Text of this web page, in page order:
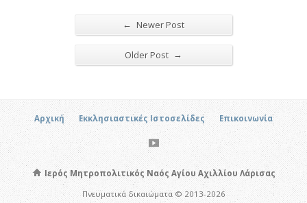
← Newer Post
Older Post →
Αρχική Εκκλησιαστικές Ιστοσελίδες Επικοινωνία
Ιερός Μητροπολιτικός Ναός Αγίου Αχιλλίου Λάρισας
Πνευματικά δικαιώματα © 2013-2026